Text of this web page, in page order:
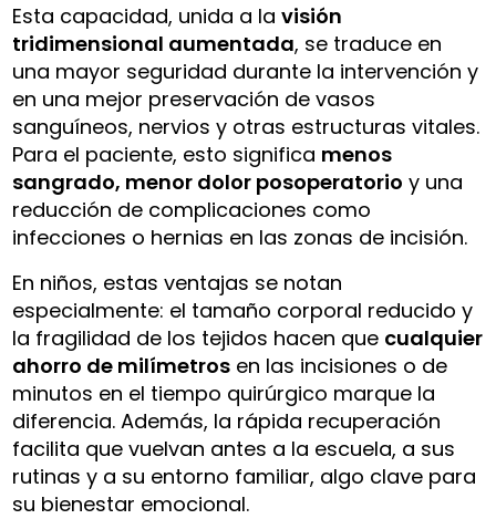
Esta capacidad, unida a lavisión
tridimensional aumentada, se traduce en
una mayor seguridad durante la intervención y
en una mejor preservación de vasos
sanguíneos, nervios y otras estructuras vitales.
Para el paciente, esto significa menos
sangrado, menor dolor posoperatorio y una
reducción de complicaciones como
infecciones o hernias en las zonas de incisión.
En niños, estas ventajas se notan
especialmente: el tamaño corporal reducido y
la fragilidad de los tejidos hacen que cualquier
ahorro de milímetros en las incisiones o de
minutos en el tiempo quirúrgico marque la
diferencia. Además, la rápida recuperación
facilita que vuelvan antes a la escuela, a sus
rutinas y a su entorno familiar, algo clave para
su bienestar emocional.